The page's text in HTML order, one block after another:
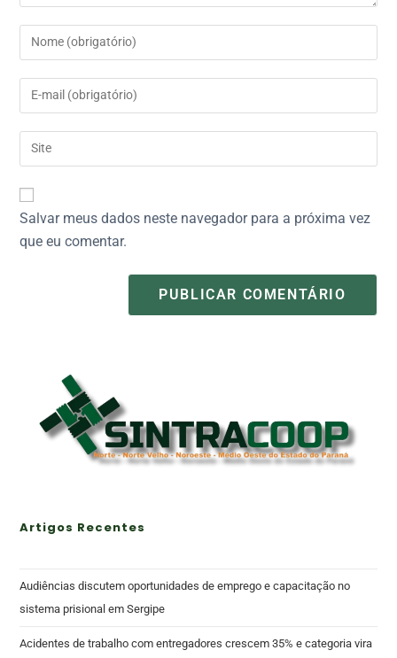
Salvar meus dados neste navegador para a próxima vez
que eu comentar.
Artigos Recentes
Audiências discutem oportunidades de emprego e capacitação no
sistema prisional em Sergipe
Acidentes de trabalho com entregadores crescem 35% e categoria vira